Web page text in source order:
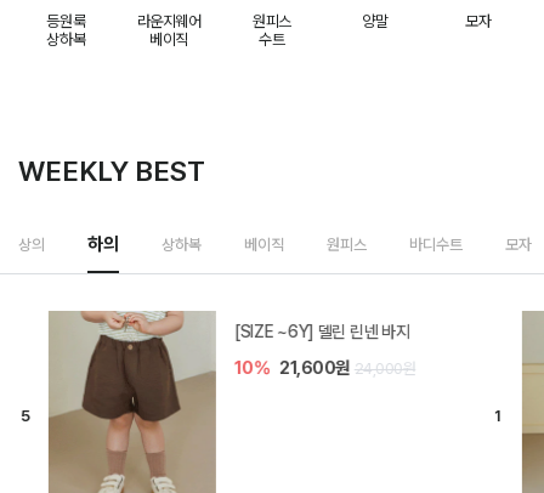
등원룩
상하복
라운지웨어
베이직
원피스
수트
양말 모자
WEEKLY BEST
상의 하의 상하복 베이직 원피스 바디수트 모자
[SIZE ~6Y] 델린 린넨 바지
10% 21,600원 24,000원